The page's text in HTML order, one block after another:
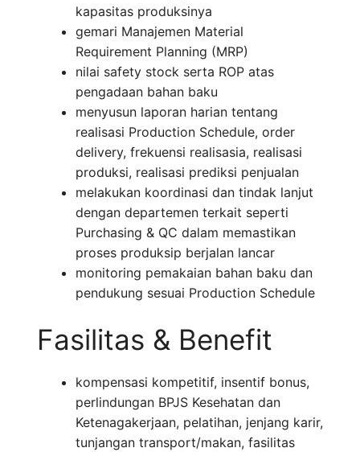
kapasitas produksinya
gemari Manajemen Material
Requirement Planning (MRP)
nilai safety stock serta ROP atas
pengadaan bahan baku
menyusun laporan harian tentang
realisasi Production Schedule, order
delivery, frekuensi realisasia, realisasi
produksi, realisasi prediksi penjualan
melakukan koordinasi dan tindak lanjut
dengan departemen terkait seperti
Purchasing & QC dalam memastikan
proses produksip berjalan lancar
monitoring pemakaian bahan baku dan
pendukung sesuai Production Schedule
Fasilitas & Benefit
kompensasi kompetitif, insentif bonus,
perlindungan BPJS Kesehatan dan
Ketenagakerjaan, pelatihan, jenjang karir,
tunjangan transport/makan, fasilitas